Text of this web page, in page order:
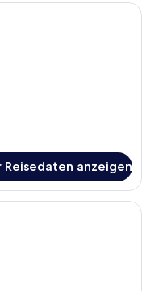
Hotelzimmer mit
Reisedaten anzeigen
mit einem großen